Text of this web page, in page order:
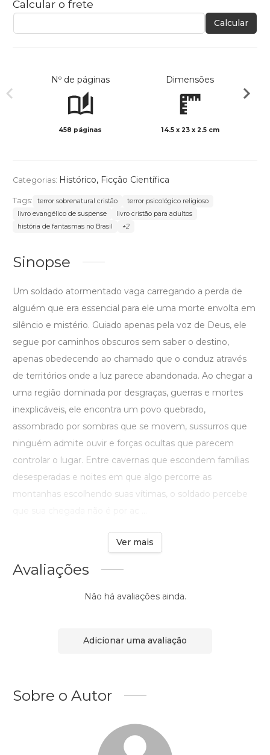
Calcular o frete
Calcular
Nº de páginas
458 páginas
Dimensões
14.5 x 23 x 2.5 cm
Categorias: Histórico, Ficção Científica
Tags: terror sobrenatural cristão
terror psicológico religioso
livro evangélico de suspense
livro cristão para adultos
história de fantasmas no Brasil
+2
Sinopse
Um soldado atormentado vaga carregando a perda de
alguém que era essencial para ele uma morte envolta em
silêncio e mistério. Guiado apenas pela voz de Deus, ele
segue por caminhos obscuros sem saber o destino,
apenas obedecendo ao chamado que o conduz através
de territórios onde a luz parece abandonada. Ao chegar a
uma região dominada por desgraças, guerras e mortes
inexplicáveis, ele encontra um povo quebrado,
assombrado por sombras que se movem, sussurros que
ninguém admite ouvir e forças ocultas que parecem
controlar o lugar. Entre cavernas que escondem famílias
desesperadas e noites em que algo percorre as
montanhas escolhendo suas vítimas, o soldado percebe
Ver mais
Avaliações
Não há avaliações ainda.
Adicionar uma avaliação
Sobre o Autor